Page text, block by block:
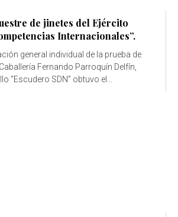
de jinetes del Ejército
Internacionales”.
general individual de la prueba de
Fernando Parroquín Delfín,
“Escudero SDN” obtuvo el...